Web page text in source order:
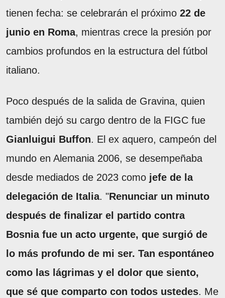
tienen fecha: se celebrarán el próximo 22 de
junio en Roma, mientras crece la presión por
cambios profundos en la estructura del fútbol
italiano.
Poco después de la salida de Gravina, quien
también dejó su cargo dentro de la FIGC fue
Gianluigui Buffon. El ex aquero, campeón del
mundo en Alemania 2006, se desempeñaba
desde mediados de 2023 como jefe de la
delegación de Italia. "Renunciar un minuto
después de finalizar el partido contra
Bosnia fue un acto urgente, que surgió de
lo más profundo de mi ser. Tan espontáneo
como las lágrimas y el dolor que siento,
que sé que comparto con todos ustedes. Me